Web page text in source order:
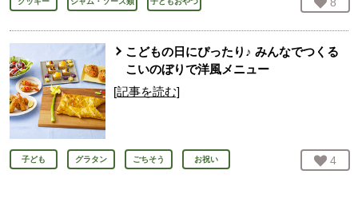
こどもの日にぴったり♪ みんなでつくる
こいのぼりで洋風メニュー
[記事を読む]
子ども グラタン ごちそう お祝い お気
4